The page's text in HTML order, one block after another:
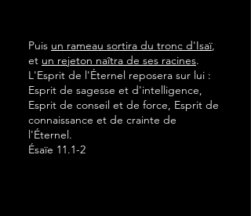
Puis un rameau sortira du tronc d'Isaï,
et un rejeton naîtra de ses racines.
L'Esprit de l'Éternel reposera sur lui :
Esprit de sagesse et d'intelligence,
Esprit de conseil et de force, Esprit de
connaissance et de crainte de
l'Éternel.
Ésaïe 11.1-2